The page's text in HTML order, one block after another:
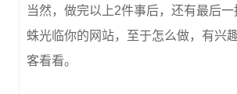
当然，做完以上2件事后，还有最后
蛛光临你的网站，至于怎么做，有兴
客看看。